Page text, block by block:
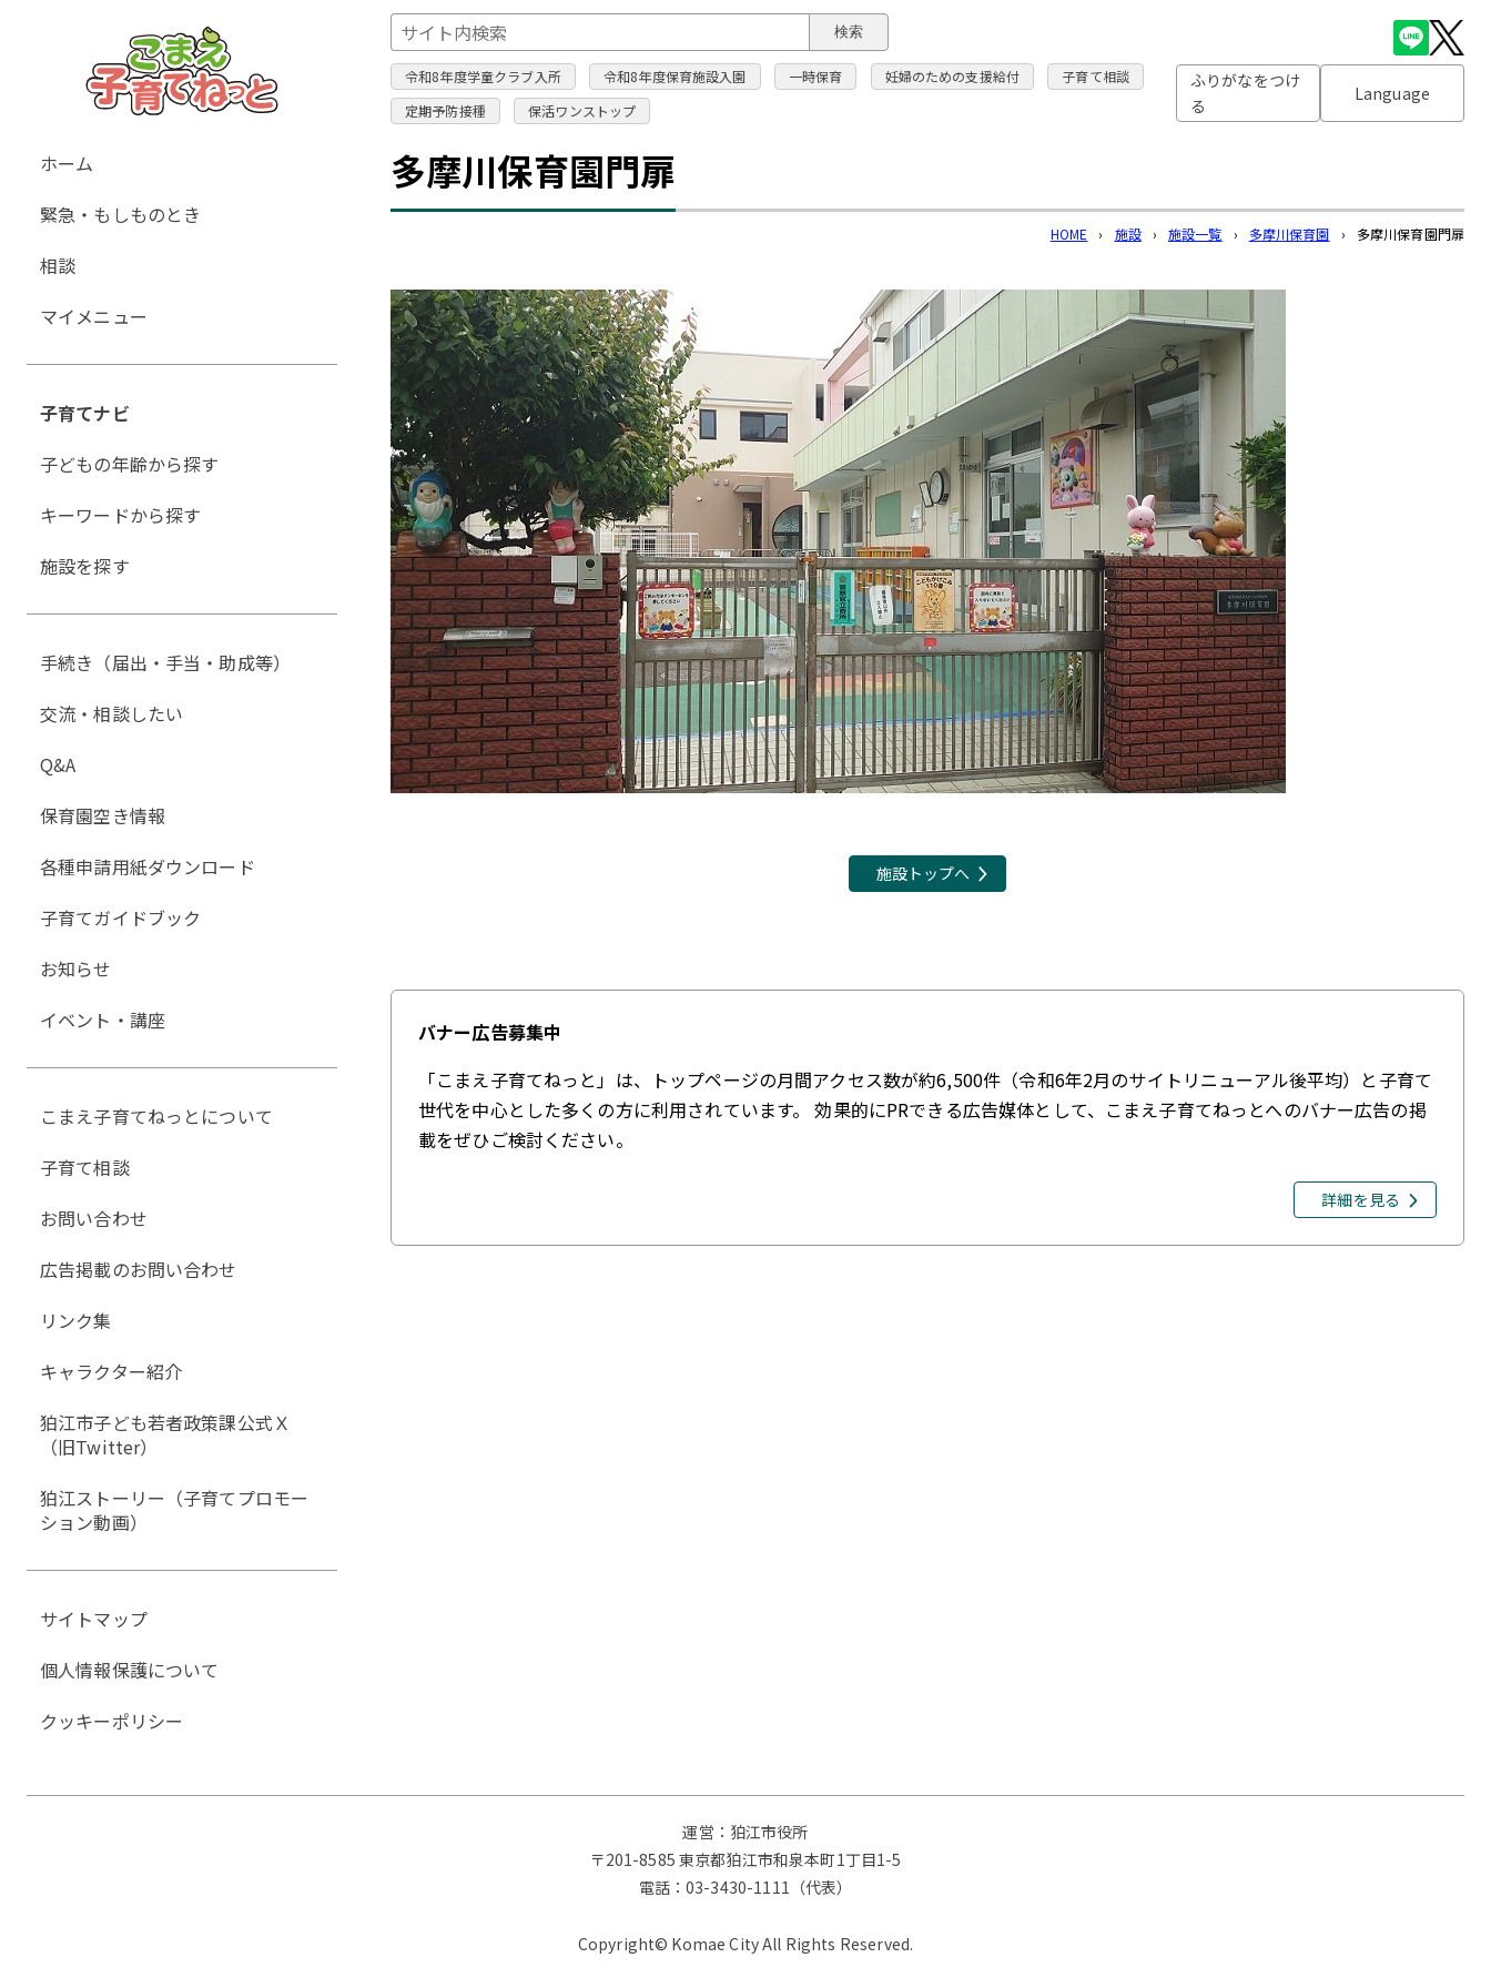
このページの本文へ
検索
令和8年度学童クラブ入所 令和8年度保育施設入園 一時保育 妊婦のための支援給付
子育て相談
定期予防接種
保活ワンストップ
ふりがなをつけ
る
Language
多摩川保育園門扉
HOME › 施設 › 施設一覧 › 多摩川保育園 › 多摩川保育園門扉
施設トップへ
バナー広告募集中
「こまえ子育てねっと」は、トップページの月間アクセス数が約6,500件（令和6年2月のサイトリニューアル後平均）と子育て
世代を中心とした多くの方に利用されています。 効果的にPRできる広告媒体として、こまえ子育てねっとへのバナー広告の掲
載をぜひご検討ください。
詳細を見る
グ
ー
ル
ナ
ゲ
シ
ョ
ホーム
緊急・もしものとき
相談
マイメニュー
子育てナビ
子どもの年齢から探す
キーワードから探す
施設を探す
手続き（届出・手当・助成等）
交流・相談したい
Q&A
保育園空き情報
各種申請用紙ダウンロード
子育てガイドブック
お知らせ
イベント・講座
こまえ子育てねっとについて
子育て相談
お問い合わせ
広告掲載のお問い合わせ
リンク集
キャラクター紹介
狛江市子ども若者政策課公式Ｘ
（旧Twitter）
狛江ストーリー（子育てプロモー
ション動画）
サイトマップ
個人情報保護について
クッキーポリシー
運営：狛江市役所
〒201-8585 東京都狛江市和泉本町1丁目1-5
電話：03-3430-1111（代表）
Copyright© Komae City All Rights Reserved.